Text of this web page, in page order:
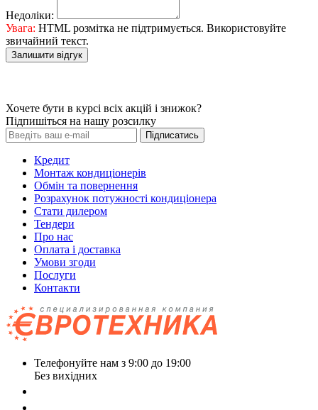
Недоліки:
Увага: HTML розмітка не підтримується. Використовуйте
звичайний текст.
Залишити відгук
Хочете бути в курсі всіх акцій і знижок?
Підпишіться на нашу розсилку
Підписатись
Кредит
Монтаж кондиціонерів
Обмін та повернення
Розрахунок потужності кондиціонера
Стати дилером
Тендери
Про нас
Оплата і доставка
Умови згоди
Послуги
Контакти
Телефонуйте нам з 9:00 до 19:00
Без вихідних